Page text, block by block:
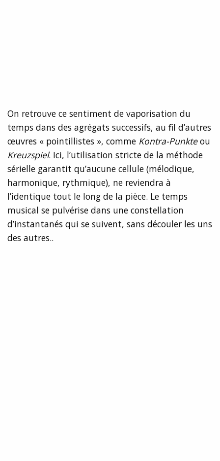
On retrouve ce sentiment de vaporisation du
temps dans des agrégats successifs, au fil d’autres
œuvres « pointillistes », comme Kontra-Punkteou
Kreuzspiel. Ici, l’utilisation stricte de la méthode
sérielle garantit qu’aucune cellule (mélodique,
harmonique, rythmique), ne reviendra à
l’identique tout le long de la pièce. Le temps
musical se pulvérise dans une constellation
d’instantanés qui se suivent, sans découler les uns
des autres..